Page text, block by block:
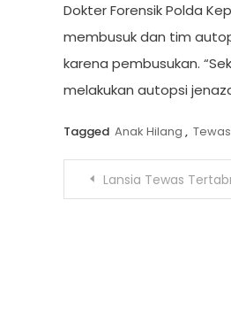
Dokter Forensik Polda
membusuk dan tim
karena pembusukan.
melakukan autopsi
Tagged Anak Hilang , Tewas
Navigasi
Lansia Tewas Tertabrak KRL di